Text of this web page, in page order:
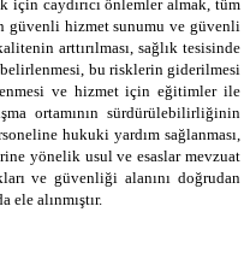
için caydırıcı önlemler almak, tüm
güvenli hizmet sunumu ve güvenli
arttırılması, sağlık tesisinde
bu risklerin giderilmesi
ve hizmet için eğitimler ile
ortamının sürdürülebilirliğinin
hukuki yardım sağlanması,
yönelik usul ve esaslar mevzuat
ve güvenliği alanını doğrudan
ele alınmıştır.